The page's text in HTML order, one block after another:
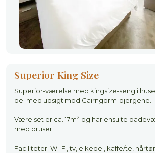
Superior King Size
Superior-værelse med kingsize-seng i
del med udsigt mod Cairngorm-bjergene.
Værelset er ca. 17m2 og har ensuite
med bruser.
Faciliteter: Wi-Fi, tv, elkedel, kaffe/te,